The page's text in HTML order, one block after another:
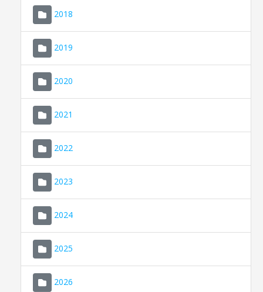
2018
2019
2020
2021
2022
2023
2024
2025
2026